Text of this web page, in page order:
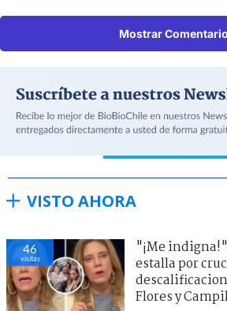
Mostrar
VISTO AHORA
47
visitas
"¡Me
estalla por
Flores y